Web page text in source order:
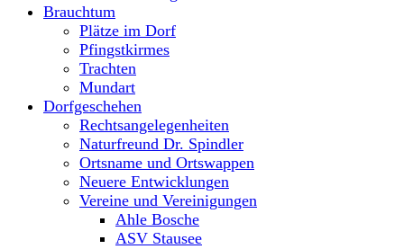
Brauchtum
Plätze im Dorf
Pfingstkirmes
Trachten
Mundart
Dorfgeschehen
Rechtsangelegenheiten
Naturfreund Dr. Spindler
Ortsname und Ortswappen
Neuere Entwicklungen
Vereine und Vereinigungen
Ahle Bosche
ASV Stausee